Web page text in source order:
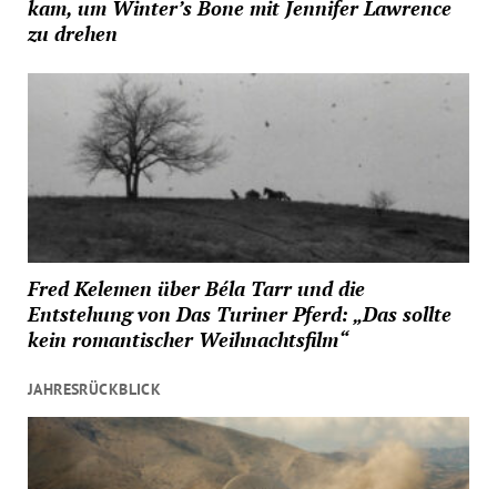
kam, um Winter’s Bone mit Jennifer Lawrence
zu drehen
Fred Kelemen über Béla Tarr und die
Entstehung von Das Turiner Pferd: „Das sollte
kein romantischer Weihnachtsfilm“
JAHRESRÜCKBLICK